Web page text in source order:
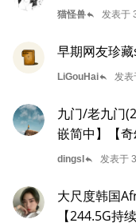
猫怪兽reply 发表于
早期网友珍
LiGouHaireply 发表
九门/老九门
嵌简中】【
dingsl reply 发表于
大尺度韩国
【244.5G持